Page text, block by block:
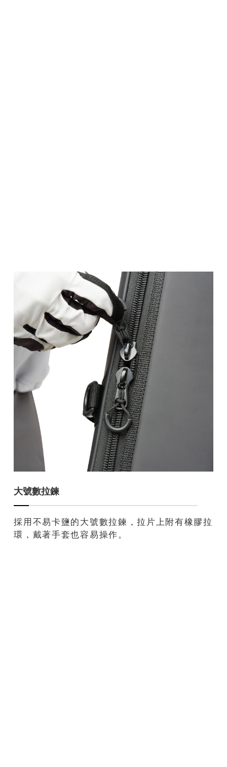
大號數拉鍊
採用不易卡鹽的大號數拉鍊，拉片上附有橡膠拉
環，戴著手套也容易操作。